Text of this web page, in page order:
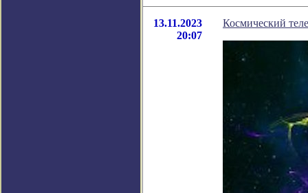
13.11.2023
20:07
Космический